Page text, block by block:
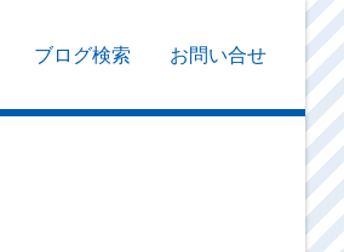
ブログ検索 お問い合せ